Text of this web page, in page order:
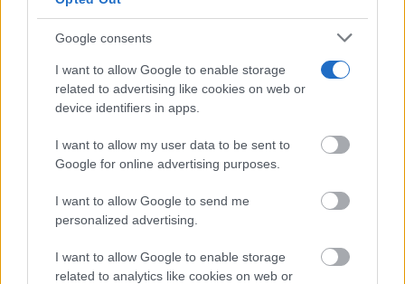
Google consents
I want to allow Google to enable storage
related to advertising like cookies on web or
device identifiers in apps.
I want to allow my user data to be sent to
Google for online advertising purposes.
I want to allow Google to send me
personalized advertising.
I want to allow Google to enable storage
related to analytics like cookies on web or
Por qué el tiempo pasa rápido
¿Y si tu cerebro tuviera la culpa de que el tiempo
vuele?